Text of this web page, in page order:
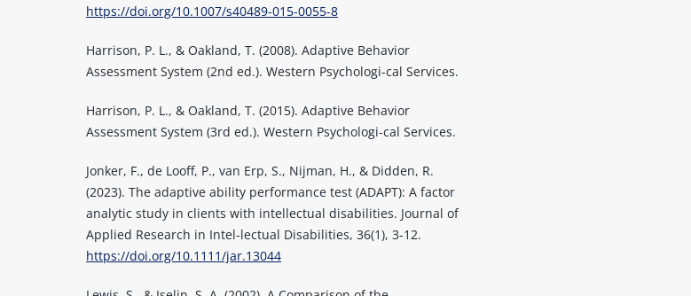
https://doi.org/10.1007/s40489-015-0055-8
Harrison, P. L., & Oakland, T. (2008). Adaptive Behavior
Assessment System (2nd ed.). Western Psychologi-cal Services.
Harrison, P. L., & Oakland, T. (2015). Adaptive Behavior
Assessment System (3rd ed.). Western Psychologi-cal Services.
Jonker, F., de Looff, P., van Erp, S., Nijman, H., & Didden, R.
(2023). The adaptive ability performance test (ADAPT): A factor
analytic study in clients with intellectual disabilities. Journal of
Applied Research in Intel-lectual Disabilities, 36(1), 3-12.
https://doi.org/10.1111/jar.13044